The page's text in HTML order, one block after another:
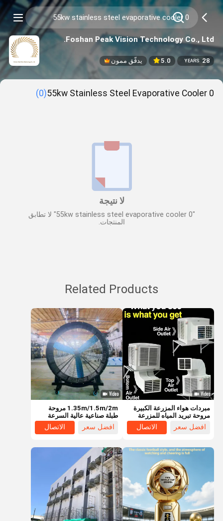
Foshan Peak Vision Technology Co., Ltd.
28
YEARS
5.0 يدقّق ممون
0 55kw Stainless Steel Evaporative Cooler
(0)
لا نتيجة
"0 55kw stainless steel evaporative cooler" لا تطابق
المنتجات.
Related Products
1.35m/1.5m/2m مروحة
طبلة صناعية عالية السرعة
مروحة صناعية قائمة
افضل سعر الاتصال
مبردات هواء المزرعة الكبيرة
مروحة تبريد المياه للمزرعة
والماشية ومكيف هواء بيت
الدواجن
افضل سعر الاتصال